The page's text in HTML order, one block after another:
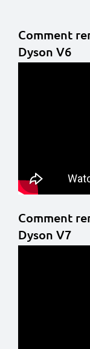
Comment
Dyson V6
Comment
Dyson V7